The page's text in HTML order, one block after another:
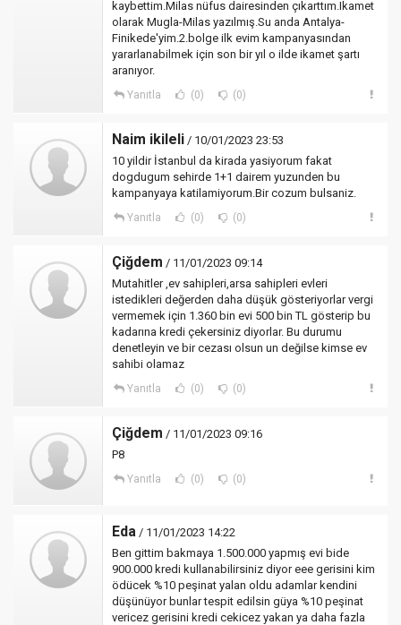
kaybettim.Milas nüfus dairesinden çıkarttım.Ikamet
olarak Mugla-Milas yazılmış.Su anda Antalya-
Finikede'yim.2.bolge ilk evim kampanyasından
yararlanabilmek için son bir yıl o ilde ikamet şartı
aranıyor.
Yanıtla (0) (0)
Naim ikileli / 10/01/2023 23:53
10 yildir İstanbul da kirada yasiyorum fakat
dogdugum sehirde 1+1 dairem yuzunden bu
kampanyaya katilamiyorum.Bir cozum bulsaniz.
Yanıtla (0) (0)
Çiğdem / 11/01/2023 09:14
Mutahitler ,ev sahipleri,arsa sahipleri evleri
istedikleri değerden daha düşük gösteriyorlar vergi
vermemek için 1.360 bin evi 500 bin TL gösterip bu
kadarına kredi çekersiniz diyorlar. Bu durumu
denetleyin ve bir cezası olsun un değilse kimse ev
sahibi olamaz
Yanıtla (0) (0)
Çiğdem / 11/01/2023 09:16
P8
Yanıtla (0) (0)
Eda / 11/01/2023 14:22
Ben gittim bakmaya 1.500.000 yapmış evi bide
900.000 kredi kullanabilirsiniz diyor eee gerisini kim
ödücek %10 peşinat yalan oldu adamlar kendini
düşünüyor bunlar tespit edilsin güya %10 peşinat
vericez gerisini kredi cekicez yakan ya daha fazla